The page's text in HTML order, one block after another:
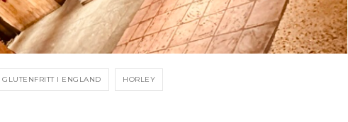
GLUTENFRITT I ENGLAND HORLEY